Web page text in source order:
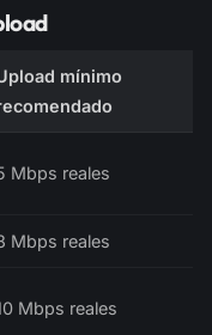
mínimo
Mbps reales
Mbps reales
Mbps reales